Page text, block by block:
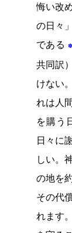
悔い改
の日々
である
共同訳
けない
れは人
を購う
日々に
しい。
の地を
その代
れます